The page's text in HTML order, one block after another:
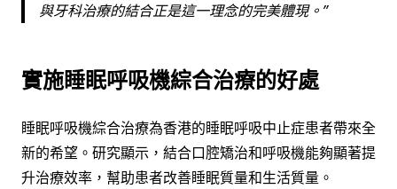
與牙科治療的結合正是這一理念的完美體現。
實施睡眠呼吸機綜合治療的好處
睡眠呼吸機綜合治療為香港的睡眠呼吸中止症患者帶來全
新的希望。研究顯示，結合口腔矯治和呼吸機能夠顯著提
升治療效率，幫助患者改善睡眠質量和生活質量。